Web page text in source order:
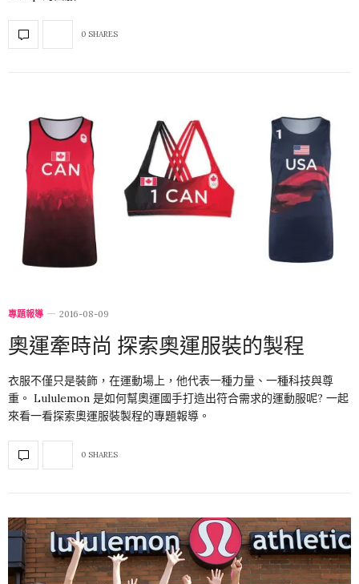
0 SHARES
專題報導 2016-08-09
奧運牽時尚 探索奧運服裝的製程
衣服不僅只是裝飾，在運動場上，他代表一種力量、一種科技與尊
重。 Lululemon 是如何幫奧運國手打造出符合需求的運動服呢? 一起
來看一看探索奧運服裝製程的專題報導。
0 SHARES